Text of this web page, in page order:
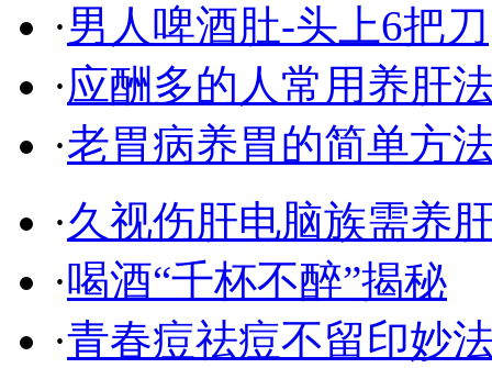
·男人啤酒肚-头上6把刀
·应酬多的人常用养肝
·老胃病养胃的简单方
·久视伤肝电脑族需养
·喝酒“千杯不醉”揭秘
·青春痘祛痘不留印妙